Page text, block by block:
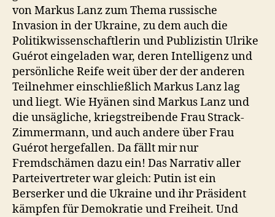
von Markus Lanz zum Thema russische
Invasion in der Ukraine, zu dem auch die
Politikwissenschaftlerin und Publizistin Ulrike
Guérot eingeladen war, deren Intelligenz und
persönliche Reife weit über der der anderen
Teilnehmer einschließlich Markus Lanz lag
und liegt. Wie Hyänen sind Markus Lanz und
die unsägliche, kriegstreibende Frau Strack-
Zimmermann, und auch andere über Frau
Guérot hergefallen. Da fällt mir nur
Fremdschämen dazu ein! Das Narrativ aller
Parteivertreter war gleich: Putin ist ein
Berserker und die Ukraine und ihr Präsident
kämpfen für Demokratie und Freiheit. Und